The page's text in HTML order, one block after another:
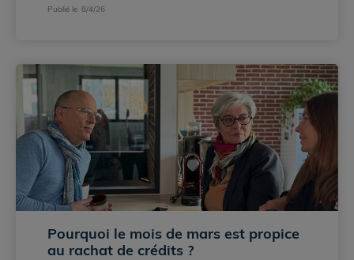
Publié le 8/4/26
Pourquoi le mois de mars est propice
au rachat de crédits ?